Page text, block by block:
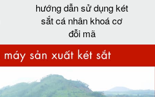
hướng dẫn sử dụng két
sắt cá nhân khoá cơ
đỗi mã